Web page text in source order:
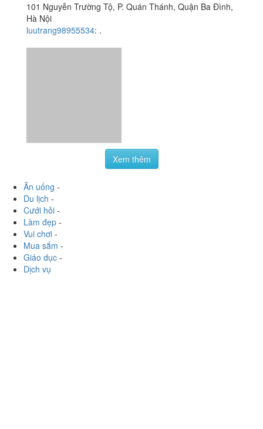
3.3 / 5Xôi Chè Kí Gia -
Nguyễn Trường Tộ
Làm đẹp -
Vui chơi-
Mua sắm-
Giáo dục -
Dịch vụ